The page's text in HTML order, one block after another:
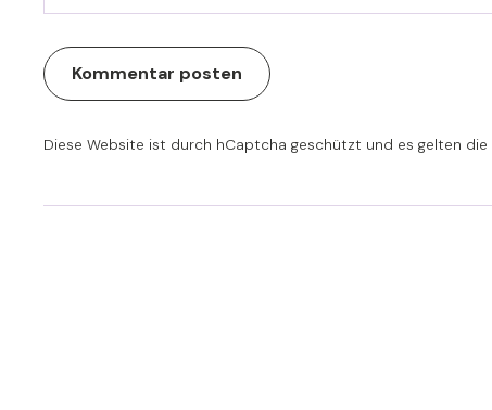
Kommentar posten
Diese Website ist durch hCaptcha geschützt und es gelten die